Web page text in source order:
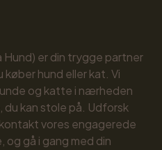
er din trygge partner
køber hund eller kat. Vi
og katte i nærheden
kan stole på. Udforsk
vores engagerede
gå i gang med din